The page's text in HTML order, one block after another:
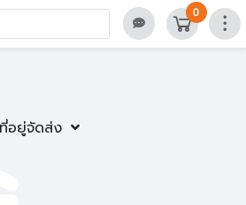
อยู่จัดส่ง
0